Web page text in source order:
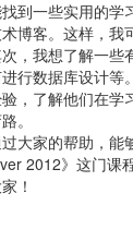
到一些实用的学
博客。这样，我
，我想了解一些
行数据库设计等
，了解他们在学
。
大家的帮助，能
2012》这门课
！